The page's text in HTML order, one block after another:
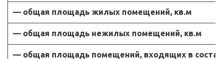
— общая площадь жилых помещений, кв.м
— общая площадь нежилых помещений, кв.м
— общая площадь помещений, входящих в